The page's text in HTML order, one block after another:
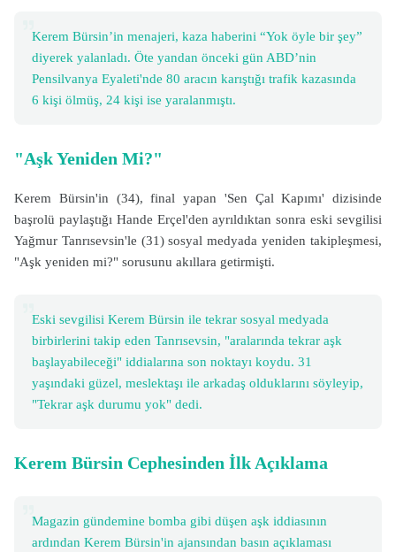
Kerem Bürsin’in menajeri, kaza haberini “Yok öyle bir şey”
diyerek yalanladı. Öte yandan önceki gün ABD’nin
Pensilvanya Eyaleti'nde 80 aracın karıştığı trafik kazasında
6 kişi ölmüş, 24 kişi ise yaralanmıştı.
"Aşk Yeniden Mi?"
Kerem Bürsin'in (34), final yapan 'Sen Çal Kapımı' dizisinde
başrolü paylaştığı Hande Erçel'den ayrıldıktan sonra eski sevgilisi
Yağmur Tanrısevsin'le (31) sosyal medyada yeniden takipleşmesi,
"Aşk yeniden mi?" sorusunu akıllara getirmişti.
Eski sevgilisi Kerem Bürsin ile tekrar sosyal medyada
birbirlerini takip eden Tanrısevsin, "aralarında tekrar aşk
başlayabileceği" iddialarına son noktayı koydu. 31
yaşındaki güzel, meslektaşı ile arkadaş olduklarını söyleyip,
"Tekrar aşk durumu yok" dedi.
Kerem Bürsin Cephesinden İlk Açıklama
Magazin gündemine bomba gibi düşen aşk iddiasının
ardından Kerem Bürsin'in ajansından basın açıklaması